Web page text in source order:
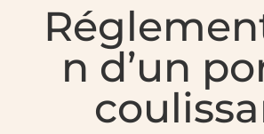
n d’un